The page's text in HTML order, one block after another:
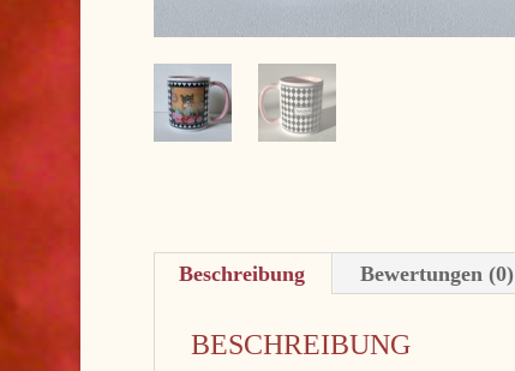
Beschreibung Bewertungen (0)
BESCHREIBUNG